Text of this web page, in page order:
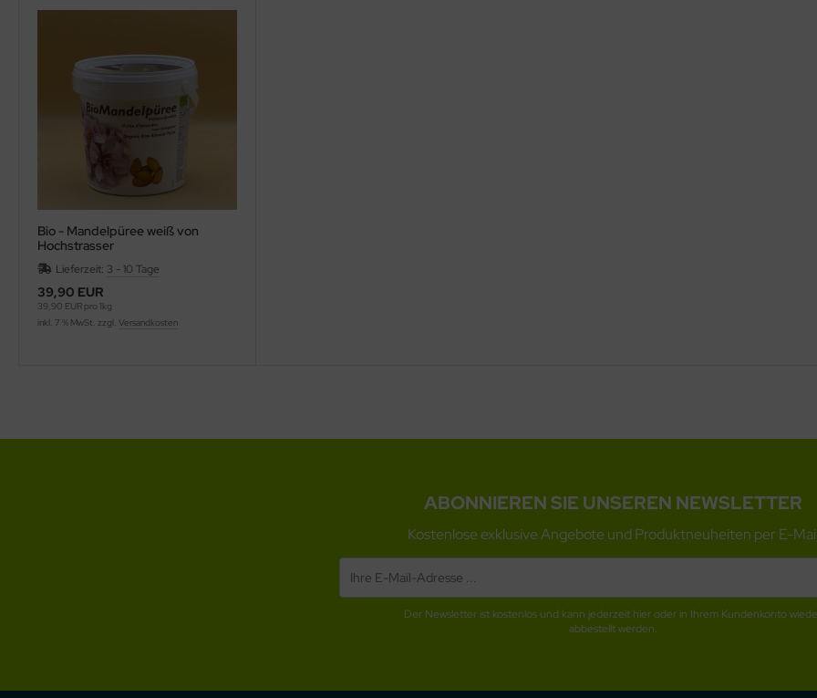
Bio - Mandelpüree weiß von
Hochstrasser
Lieferzeit: 3 - 10 Tage
39,90 EUR
39,90 EUR pro 1kg
inkl. 7 % MwSt. zzgl. Versandkosten
ABONNIEREN SIE UNSEREN NEWSLETTER
Kostenlose exklusive Angebote und Produktneuheiten per E-
Der Newsletter ist kostenlos und kann jederzeit hier oder in Ihrem Kundenkonto
abbestellt werden.